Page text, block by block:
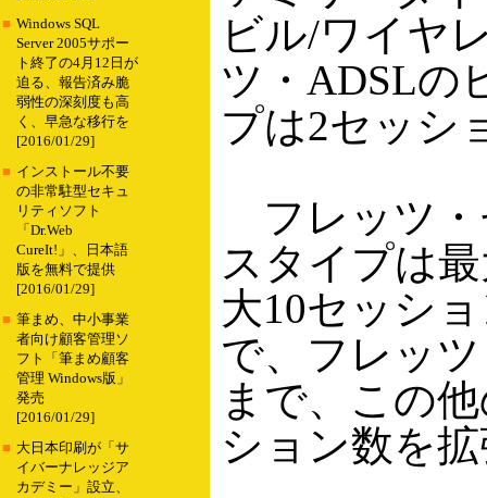
■ Windows SQL
Server 2005サポー
ト終了の4月12日が
迫る、報告済み脆
弱性の深刻度も高
く、早急な移行を
[2016/01/29]
■ インストール不要
の非常駐型セキュ
リティソフト
「Dr.Web
CureIt!」、日本語
版を無料で提供
[2016/01/29]
■ 筆まめ、中小事業
者向け顧客管理ソ
フト「筆まめ顧客
管理 Windows版」
発売
[2016/01/29]
■ 大日本印刷が「サ
イバーナレッジア
カデミー」設立、
ビル/ワイヤ
ツ・ADSLの
プは2セッシ
フレッツ・
スタイプは
大10セッシ
で、フレッ
まで、この
ション数を